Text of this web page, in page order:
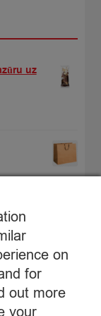
uz
on
for
out more
your